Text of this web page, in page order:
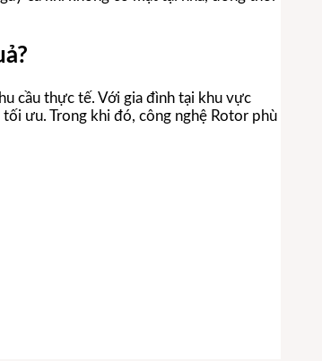
cầu thực tế. Với gia đình tại khu vực
ưu. Trong khi đó, công nghệ Rotor phù